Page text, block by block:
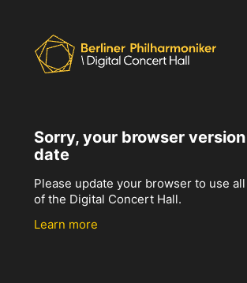
Sorry, your browser
date
Please update your browser to use
of the Digital Concert Hall.
Learn more